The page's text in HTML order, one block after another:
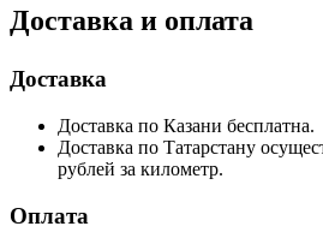
Доставка и оплата
Доставка
Доставка по Казани бесплатна.
Доставка по Татарстану
рублей за километр.
Оплата